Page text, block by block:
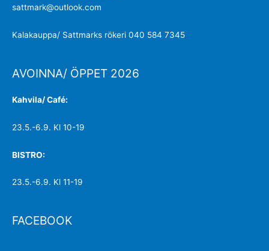
sattmark@outlook.com
Kalakauppa/ Sattmarks rökeri 040 584 7345
AVOINNA/ ÖPPET 2026
Kahvila/ Café:
23.5.-6.9. Kl 10-19
BISTRO:
23.5.-6.9. Kl 11-19
FACEBOOK